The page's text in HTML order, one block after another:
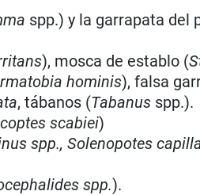
spp.) y la garrapata del
), mosca de establo (
hominis), falsa
, tábanos (Tabanus spp.).
scabiei)
spp., Solenopotes
spp.).